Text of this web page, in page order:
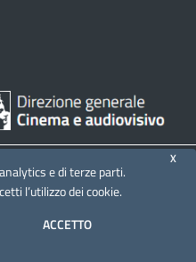
Cinema e audiovisivo
X
e di terze parti.
l’utilizzo dei cookie.
ACCETTO